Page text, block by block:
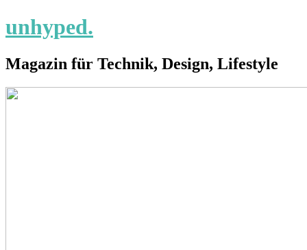
unhyped.
Magazin für Technik, Design, Lifestyle